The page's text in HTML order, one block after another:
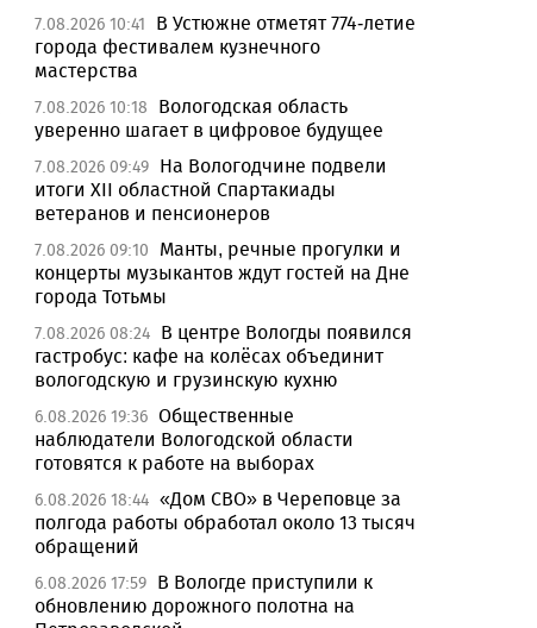
7.08.2026 10:41
В Устюжне отметят 774-летие
города фестивалем кузнечного
мастерства
7.08.2026 10:18
Вологодская область
уверенно шагает в цифровое будущее
7.08.2026 09:49 На Вологодчине подвели
итоги XII областной Спартакиады
ветеранов и пенсионеров
7.08.2026 09:10
Манты, речные прогулки и
концерты музыкантов ждут гостей на Дне
города Тотьмы
7.08.2026 08:24 В центре Вологды появился
гастробус: кафе на колёсах объединит
вологодскую и грузинскую кухню
6.08.2026 19:36 Общественные
наблюдатели Вологодской области
готовятся к работе на выборах
6.08.2026 18:44 «Дом СВО» в Череповце за
полгода работы обработал около 13 тысяч
обращений
6.08.2026 17:59 В Вологде приступили к
обновлению дорожного полотна на